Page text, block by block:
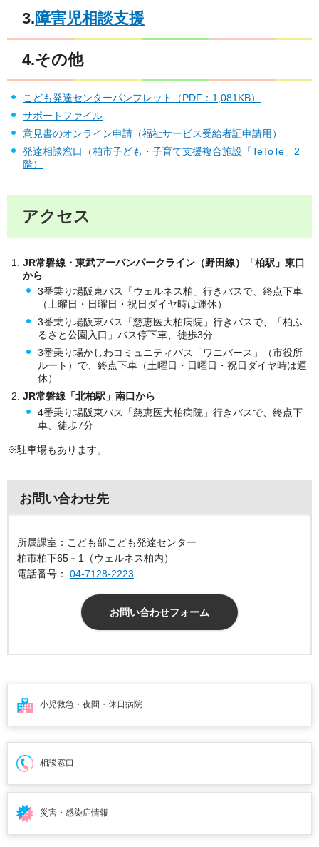
3.障害児相談支援
4.その他
こども発達センターパンフレット（PDF：1,081KB）
サポートファイル
意見書のオンライン申請（福祉サービス受給者証申請用）
発達相談窓口（柏市子ども・子育て支援複合施設「TeToTe」2
階）
アクセス
JR常磐線・東武アーバンパークライン（野田線）「柏駅」東口
から
3番乗り場阪東バス「ウェルネス柏」行きバスで、終点下車
（土曜日・日曜日・祝日ダイヤ時は運休）
3番乗り場阪東バス「慈恵医大柏病院」行きバスで、「柏ふ
るさと公園入口」バス停下車、徒歩3分
3番乗り場かしわコミュニティバス「ワニバース」（市役所
ルート）で、終点下車（土曜日・日曜日・祝日ダイヤ時は運
休）
JR常磐線「北柏駅」南口から
4番乗り場阪東バス「慈恵医大柏病院」行きバスで、終点下
車、徒歩7分
※駐車場もあります。
お問い合わせ先
所属課室：こども部こども発達センター
柏市柏下65－1（ウェルネス柏内）
電話番号：
04-7128-2223
お問い合わせフォーム
小児救急・夜間・ 休日病院
相談窓口
災害・感染症情報